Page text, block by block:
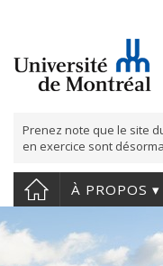
Prenez note que le site
en exercice sont
À PROPOS